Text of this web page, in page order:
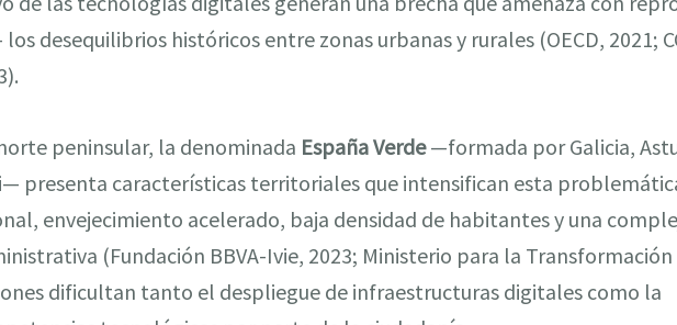
desequilibrios históricos entre zonas urbanas y rurales (OECD, 2021;
peninsular, la denominada España Verde—formada por Galicia,
presenta características territoriales que intensifican esta
envejecimiento acelerado, baja densidad de habitantes y una
(Fundación BBVA-Ivie, 2023; Ministerio para la
dificultan tanto el despliegue de infraestructuras digitales como la